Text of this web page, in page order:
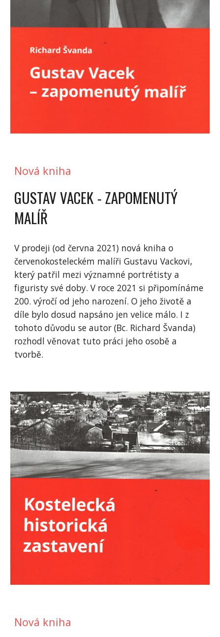
Nová kniha
GUSTAV VACEK - ZAPOMENUTÝ
MALÍŘ
V prodeji (od června 2021) nová kniha o
červenokosteleckém malíři Gustavu Vackovi,
který patřil mezi významné portrétisty a
figuristy své doby. V roce 2021 si připomínáme
200. výročí od jeho narození. O jeho životě a
díle bylo dosud napsáno jen velice málo. I z
tohoto důvodu se autor (Bc. Richard Švanda)
rozhodl věnovat tuto práci jeho osobě a
tvorbě.
Nová kniha